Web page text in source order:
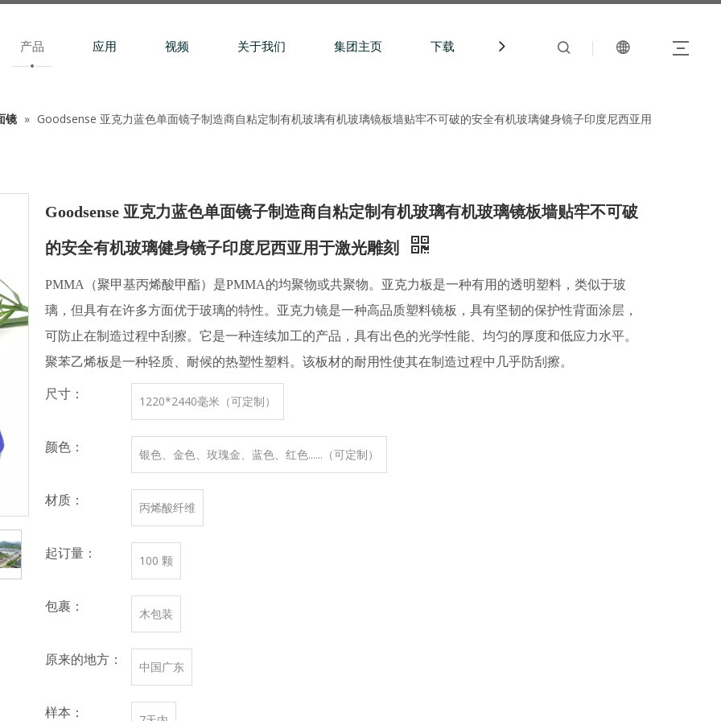
产品 应用 视频 关于我们 集团主页 下载 中文站
镜 » Goodsense 亚克力蓝色单面镜子制造商自粘定制有机玻璃有机玻璃镜板墙贴牢不可破的安全有机玻璃健身镜子印度尼西亚用
Goodsense 亚克力蓝色单面镜子制造商自粘定制有机玻璃有机玻璃镜板墙贴牢不可破
的安全有机玻璃健身镜子印度尼西亚用于激光雕刻
PMMA（聚甲基丙烯酸甲酯）是PMMA的均聚物或共聚物。亚克力板是一种有用的透明塑料，类似于玻
璃，但具有在许多方面优于玻璃的特性。亚克力镜是一种高品质塑料镜板，具有坚韧的保护性背面涂层，
可防止在制造过程中刮擦。它是一种连续加工的产品，具有出色的光学性能、均匀的厚度和低应力水平。
聚苯乙烯板是一种轻质、耐候的热塑性塑料。该板材的耐用性使其在制造过程中几乎防刮擦。
尺寸： 1220*2440毫米（可定制）
颜色： 银色、金色、玫瑰金、蓝色、红色......（可定制）
材质： 丙烯酸纤维
起订量： 100 颗
包裹： 木包装
原来的地方： 中国广东
样本：